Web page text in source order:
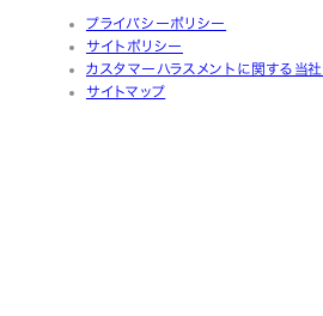
プライバシーポリシー
サイトポリシー
カスタマーハラスメントに関する当
サイトマップ